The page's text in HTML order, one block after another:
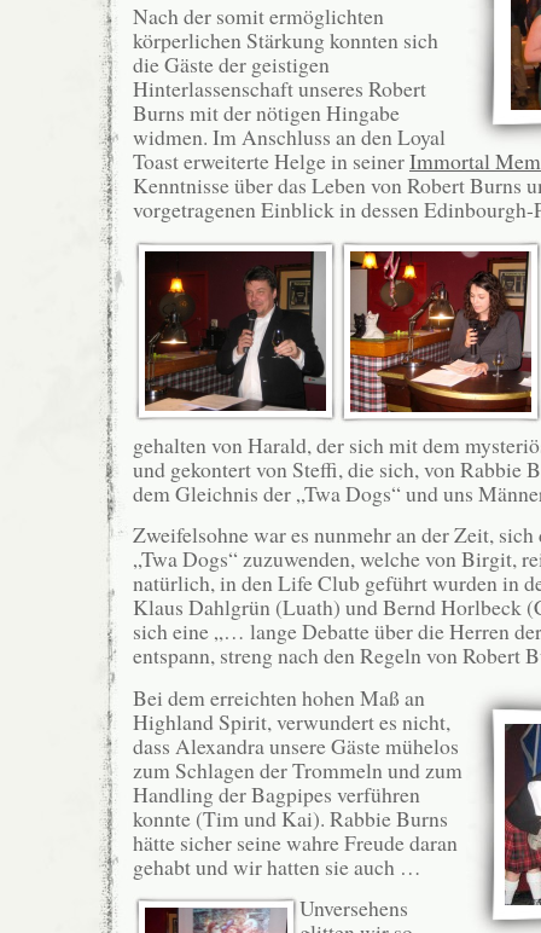
Nach der somit ermöglichten
körperlichen Stärkung konnten sich
die Gäste der geistigen
Hinterlassenschaft unseres Robert
Burns mit der nötigen Hingabe
widmen. Im Anschluss an den Loyal
Toast erweiterte Helge in seinerImmortal
Kenntnisse über das Leben von Robert Burns
vorgetragenen Einblick in dessen Edinbourgh-
gehalten von Harald, der sich mit dem
und gekontert von Steffi, die sich, von Rabbie
dem Gleichnis der „Twa Dogs“ und uns
Zweifelsohne war es nunmehr an der Zeit, sich
„Twa Dogs“ zuzuwenden, welche von Birgit,
natürlich, in den Life Club geführt wurden in
Klaus Dahlgrün (Luath) und Bernd Horlbeck
sich eine „… lange Debatte über die Herren
entspann, streng nach den Regeln von Robert
Bei dem erreichten hohen Maß an
Highland Spirit, verwundert es nicht,
dass Alexandra unsere Gäste mühelos
zum Schlagen der Trommeln und zum
Handling der Bagpipes verführen
konnte (Tim und Kai). Rabbie Burns
hätte sicher seine wahre Freude daran
gehabt und wir hatten sie auch …
Unversehens